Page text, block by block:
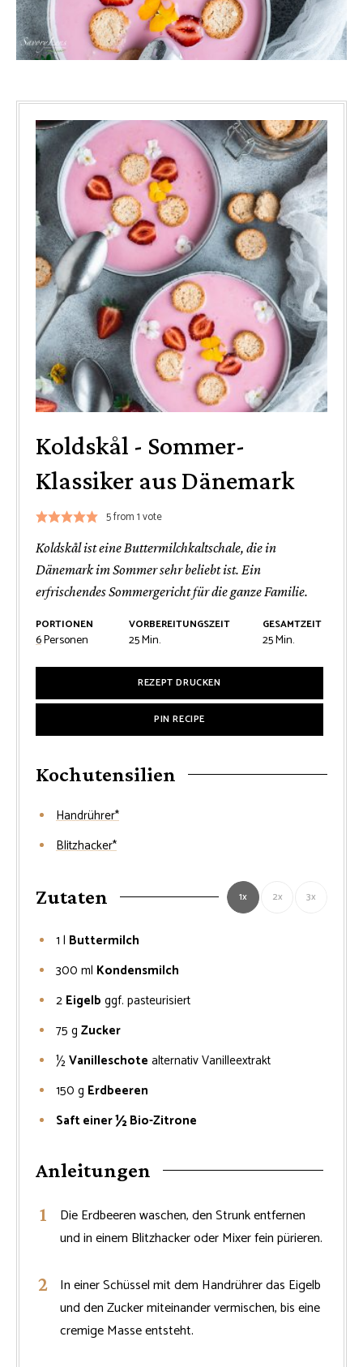
Koldskål - Sommer-
Klassiker aus Dänemark
5from 1 vote
Koldskål ist eine Buttermilchkaltschale, die in
Dänemark im Sommer sehr beliebt ist. Ein
erfrischendes Sommergericht für die ganze Familie.
PORTIONEN
6Personen
VORBEREITUNGSZEIT
25Minuten
Min.
GESAMTZEIT
25Minuten
Min.
REZEPT DRUCKEN
PIN RECIPE
Kochutensilien
Handrührer*
Blitzhacker*
Zutaten 1x 2x 3x
1 l Buttermilch
300 ml Kondensmilch
2 Eigelb ggf. pasteurisiert
75 g Zucker
½Vanilleschote alternativ Vanilleextrakt
150 g Erdbeeren
Saft einer ½ Bio-Zitrone
Anleitungen
Die Erdbeeren waschen, den Strunk entfernen
und in einem Blitzhacker oder Mixer fein pürieren.
In einer Schüssel mit dem Handrührer das Eigelb
und den Zucker miteinander vermischen, bis eine
cremige Masse entsteht.